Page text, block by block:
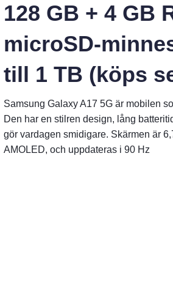
128 GB + 4 GB
microSD-
till 1 TB (köps
Samsung Galaxy A17 5G är mobilen
Den har en stilren design, lång
gör vardagen smidigare. Skärmen är
AMOLED, och uppdateras i 90 Hz